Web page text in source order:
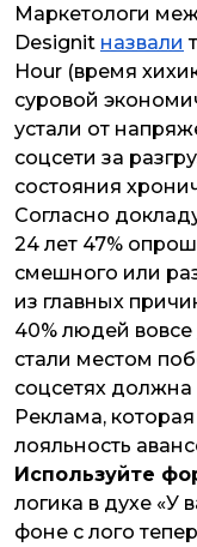
Маркетологи
Designit назвали
Hour (время
суровой
устали от
соцсети за
состояния
Согласно
24 лет 47%
смешного или
из главных
40% людей вовсе
стали местом
соцсетях
Реклама,
лояльность
Используйте
логика в духе «У
фоне с лого